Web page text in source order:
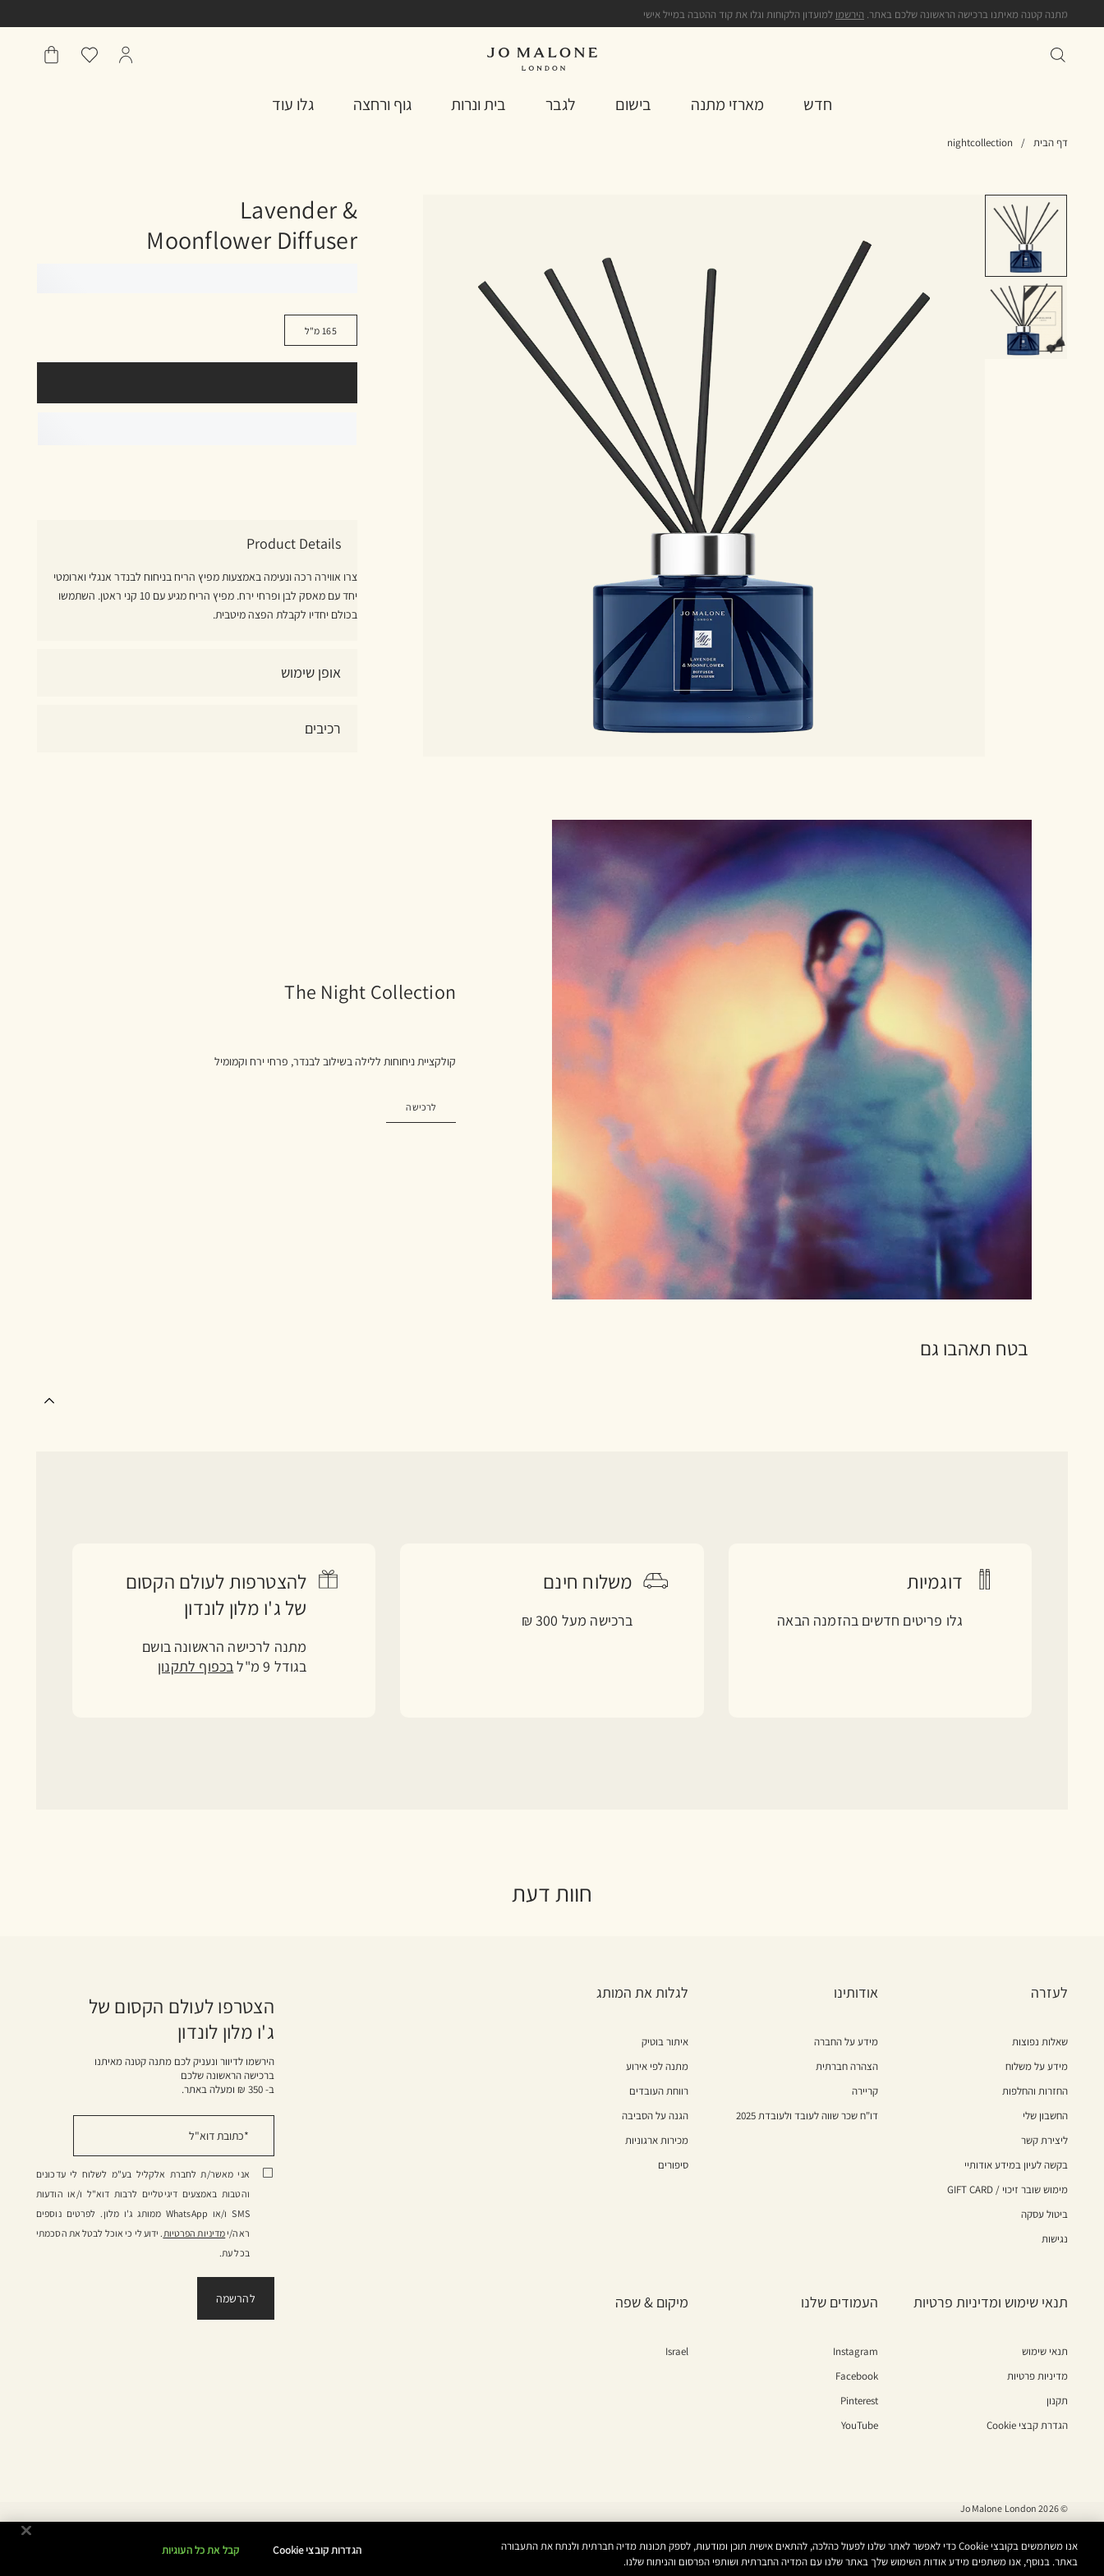
מתנה קטנה מאיתנו ברכישה הראשונה שלכם באתר. הירשמו למועדון הלקוחות וגלו את קוד ההטבה במייל אישי
חדש מארזי מתנה בישום לגבר בית ונרות גוף ורחצה גלו עוד
הפרופיל
מועדפים
שֶׁלִי
דף הבית /
nightcollection
Lavender &
Moonflower Diffuser
165 מ"ל
Product Details
צרו אווירה רכה ונעימה באמצעות מפיץ הריח בניחוח לבנדר אנגלי וארומטי
יחד עם מאסק לבן ופרחי ירח. מפיץ הריח מגיע עם 10 קני ראטן. השתמשו
בכולם יחדיו לקבלת הפצה מיטבית.
אופן שימוש
רכיבים
The Night Collection
קולקציית ניחוחות ללילה בשילוב לבנדר, פרחי ירח וקמומיל
לרכישה
בטח תאהבו גם
דוגמיות
גלו פריטים חדשים בהזמנה הבאה
משלוח חינם
ברכישה מעל 300 ₪
להצטרפות לעולם הקסום
של ג'ו מלון לונדון
מתנה לרכישה הראשונה בושם
בגודל 9 מ"ל
בכפוף לתקנון
חוות דעת
הצטרפו לעולם הקסום של
ג'ו מלון לונדון
הירשמו לדיוור ונעניק לכם מתנה קטנה מאיתנו
ברכישה הראשונה שלכם
ב- 350 ₪ ומעלה באתר.
אני מאשר/ת לחברת אלקליל בע"מ לשלוח לי עדכונים
והטבות באמצעים דיגיטליים לרבות דוא"ל ו/או הודעות
SMS ו/או WhatsApp ממותג ג'ו מלון. לפרטים נוספים
ראה/ימדיניות הפרטיות. ידוע לי כי אוכל לבטל את הסכמתי
בכל עת.
לעזרה
שאלות נפוצות
מידע על משלוח
החזרות והחלפות
החשבון שלי
ליצירת קשר
בקשה לעיון במידע אודותיי
מימוש שובר זיכוי / GIFT CARD
ביטול עסקה
נגישות
אודותינו
מידע על החברה
הצהרה חברתית
קריירה
דו"ח שכר שווה לעובד ולעובדת 2025
לגלות את המותג
איתור בוטיק
מתנה לפי אירוע
רווחת העובדים
הגנה על הסביבה
מכירות ארגוניות
סיפורים
תנאי שימוש ומדיניות פרטיות
תנאי שימוש
מדיניות פרטיות
תקנון
הגדרת קבצי Cookie
העמודים שלנו
Instagram
Facebook
Pinterest
YouTube
מיקום & שפה
Israel
© Jo Malone London 2026
אנו משתמשים בקובצי Cookie כדי לאפשר לאתר שלנו לפעול כהלכה, להתאים אישית תוכן ומודעות, לספק תכונות מדיה חברתית ולנתח את התעבורה
באתר. בנוסף, אנו משתפים מידע אודות השימוש שלך באתר שלנו עם המדיה החברתית ושותפי הפרסום והניתוח שלנו.
הגדרות קובצי Cookie קבל את כל העוגיות